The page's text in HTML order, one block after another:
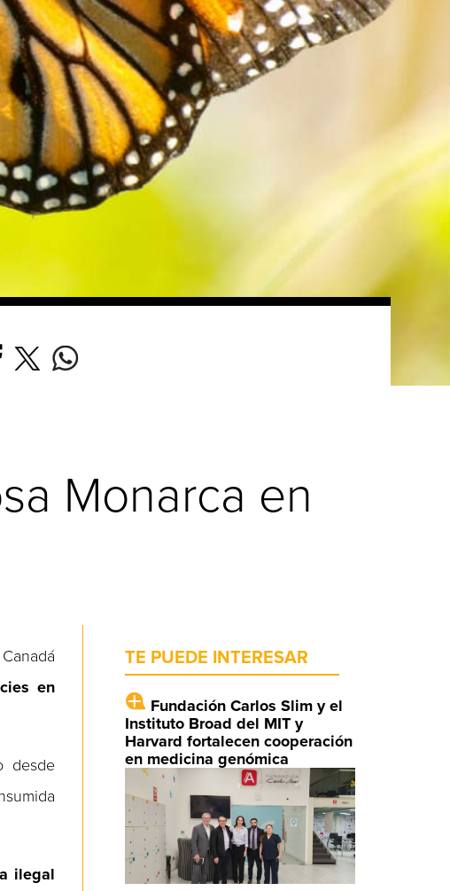
Monarca en
en
desde
ilegal
TE PUEDE INTERESAR
Fundación Carlos Slim y el
Instituto Broad del MIT y
Harvard fortalecen cooperación
en medicina genómica